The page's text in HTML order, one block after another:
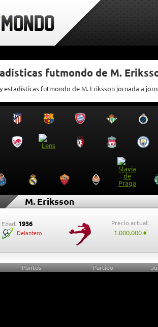
futmondo de M.
estadísticas futmondo de M. Eriksson jornada a
M. Eriksson
Edad: 1936
Delantero
Precio actual:
1.000.000 €
Puntos Partido